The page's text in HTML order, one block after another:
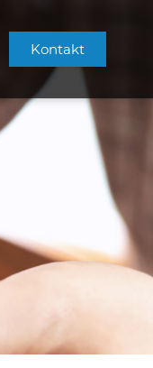
Kontakt